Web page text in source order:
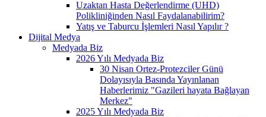
Uzaktan Hasta Değerlendirme (UHD)
Polikliniğinden Nasıl Faydalanabilirim?
Yatış ve Taburcu İşlemleri Nasıl Yapılır ?
Dijital Medya
Medyada Biz
2026 Yılı Medyada Biz
30 Nisan Ortez-Protezciler Günü
Dolayısıyla Basında Yayınlanan
Haberlerimiz "Gazileri hayata Bağlayan
Merkez"
2025 Yılı Medyada Biz